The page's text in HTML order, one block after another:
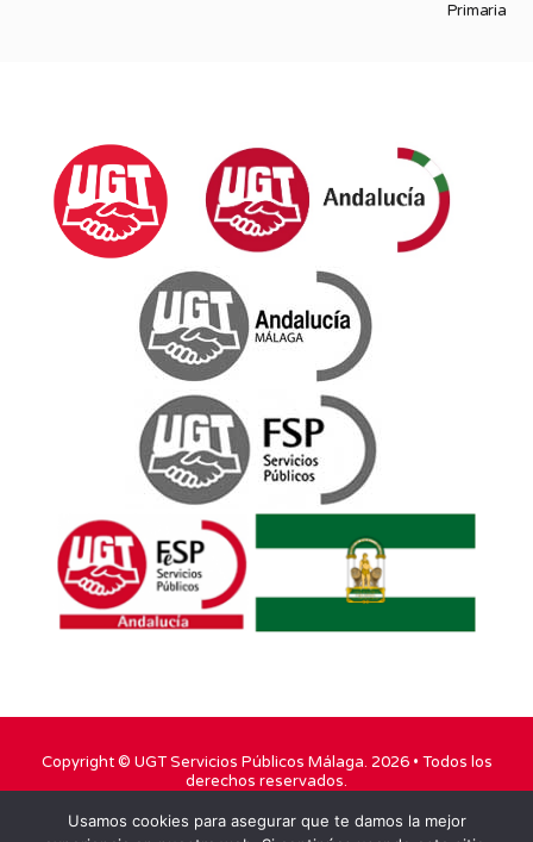
Primaria
Copyright © UGT Servicios Públicos Málaga. 2026 • Todos los
derechos reservados.
Usamos cookies para asegurar que te damos la mejor